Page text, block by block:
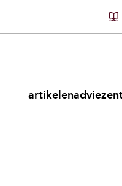
artikelenadviezen